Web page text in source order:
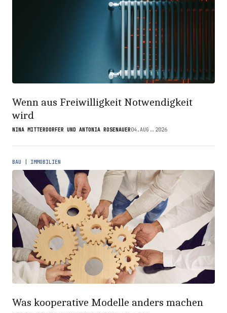
Wenn aus Freiwilligkeit Notwendigkeit
wird
NINA MITTERDORFER UND ANTONIA ROSENAUER04.AUG..2026
BAU | IMMOBILIEN
Was kooperative Modelle anders machen